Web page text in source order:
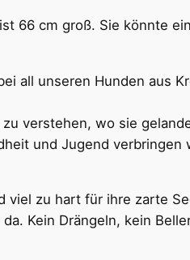
66 cm groß. Sie könnte ein
all unseren Hunden aus
verstehen, wo sie
und Jugend verbringen
viel zu hart für ihre zarte
Kein Drängeln, kein